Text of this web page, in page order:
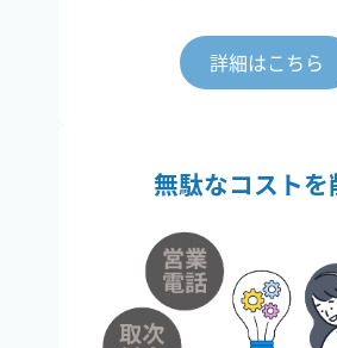
詳細はこちら
無駄なコストを